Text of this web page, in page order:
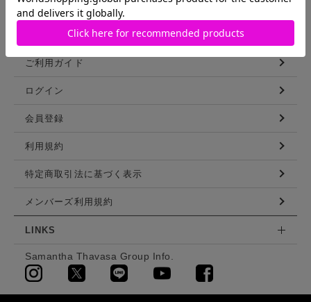
ショップブログ
ご利用ガイド
ログイン
会員登録
利用規約
特定商取引法に基づく表示
メンバーズ利用規約
LINKS
Samantha Thavasa Group Info.